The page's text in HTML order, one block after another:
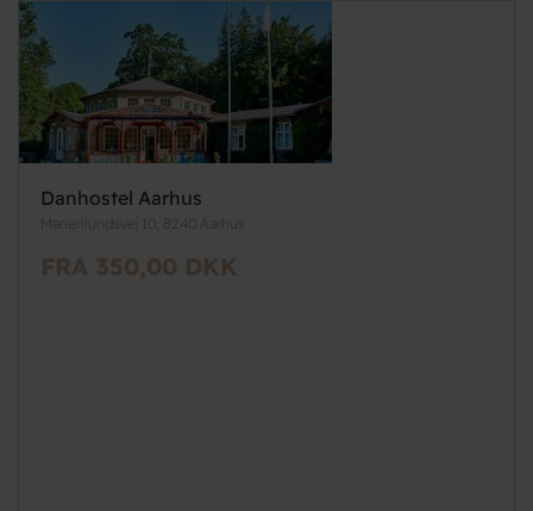
Danhostel Aarhus
Marienlundsvej 10, 8240 Aarhus
FRA 350,00 DKK